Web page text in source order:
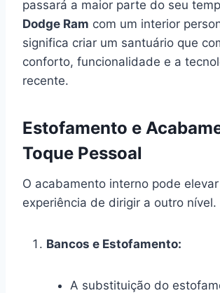
passará a maior parte do seu
Dodge Ram com um interior
significa criar um santuário que
conforto, funcionalidade e a
recente.
Estofamento e
Toque Pessoal
O acabamento interno pode
experiência de dirigir a outro nível.
Bancos e Estofamento:
A substituição do